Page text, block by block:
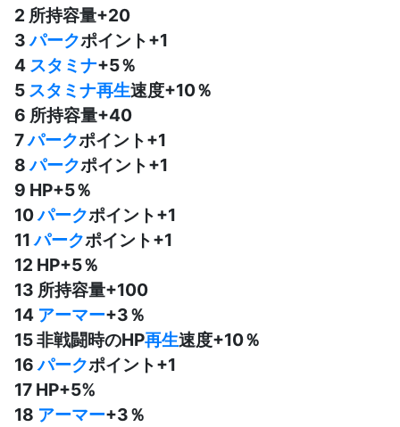
2 所持容量+20
3パークポイント+1
4 スタミナ+5％
5 スタミナ再生速度+10％
6 所持容量+40
7パークポイント+1
8パークポイント+1
9 HP+5％
10パークポイント+1
11パークポイント+1
12 HP+5％
13 所持容量+100
14 アーマー+3％
15 非戦闘時のHP再生速度+10％
16パークポイント+1
17 HP+5%
18 アーマー+3％